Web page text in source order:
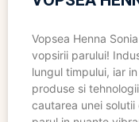
Vopsea Henna
vopsirii parului!
lungul timpului, iar
produse si
cautarea unei